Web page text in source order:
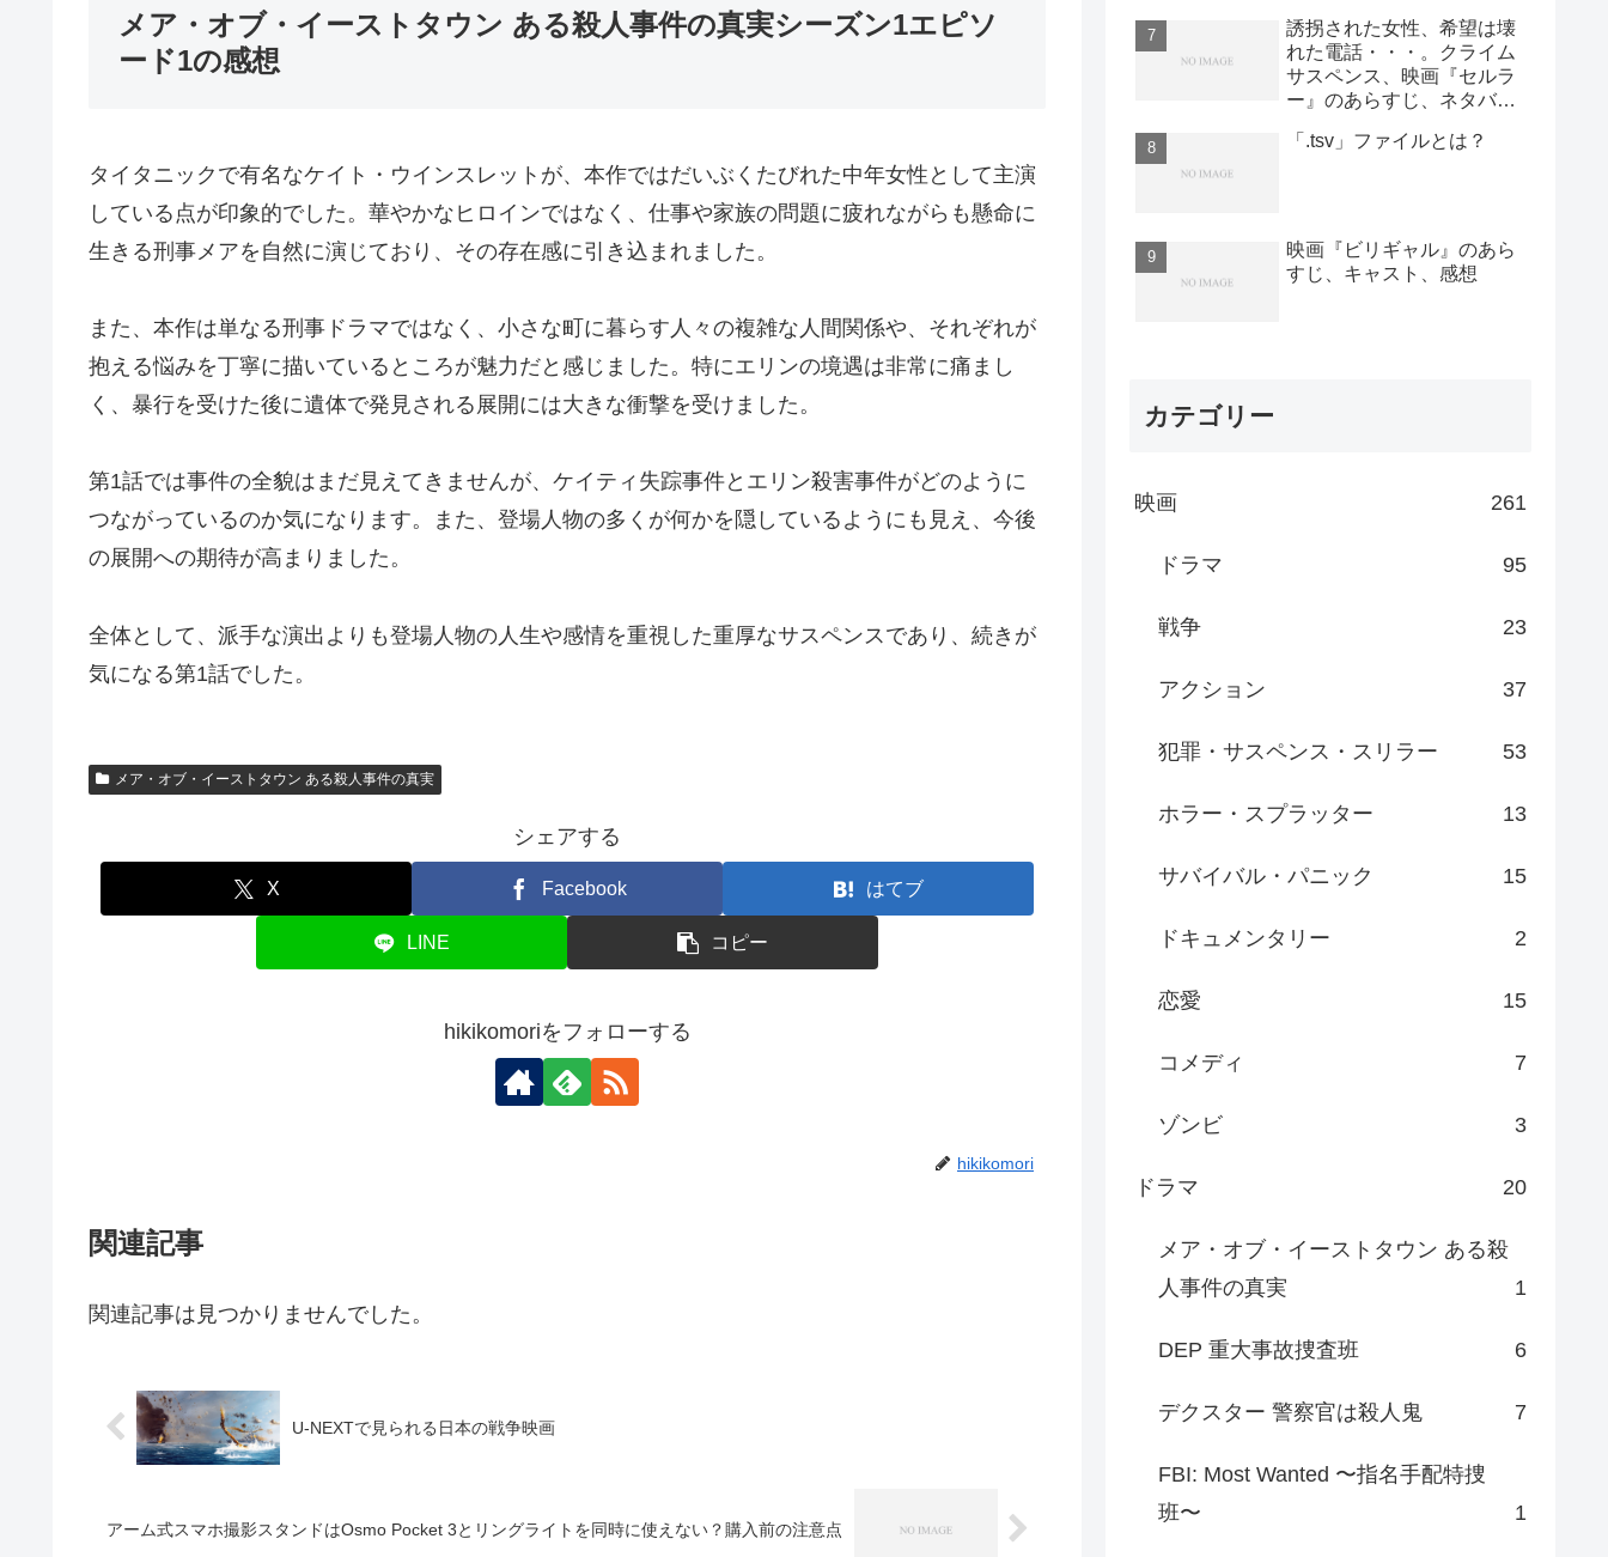
メア・オブ・イーストタウン ある殺人事件の真実シーズン1エピソ
ード1の感想
タイタニックで有名なケイト・ウインスレットが、本作ではだいぶくたびれた中年女性として主演
している点が印象的でした。華やかなヒロインではなく、仕事や家族の問題に疲れながらも懸命に
生きる刑事メアを自然に演じており、その存在感に引き込まれました。
また、本作は単なる刑事ドラマではなく、小さな町に暮らす人々の複雑な人間関係や、それぞれが
抱える悩みを丁寧に描いているところが魅力だと感じました。特にエリンの境遇は非常に痛まし
く、暴行を受けた後に遺体で発見される展開には大きな衝撃を受けました。
第1話では事件の全貌はまだ見えてきませんが、ケイティ失踪事件とエリン殺害事件がどのように
つながっているのか気になります。また、登場人物の多くが何かを隠しているようにも見え、今後
の展開への期待が高まりました。
全体として、派手な演出よりも登場人物の人生や感情を重視した重厚なサスペンスであり、続きが
気になる第1話でした。
メア・オブ・イーストタウン ある殺人事件の真実
シェアする
X Facebook はてブ
LINE コピー
hikikomoriをフォローする
hikikomori
関連記事
関連記事は見つかりませんでした。
U-NEXTで見られる日本の戦争映画
アーム式スマホ撮影スタンドはOsmo Pocket 3とリングライトを同時に使えない？購入前の注意点
誘拐された女性、希望は壊
れた電話・・・。クライム
サスペンス、映画『セルラ
ー』のあらすじ、ネタバ
「.tsv」ファイルとは？
映画『ビリギャル』のあら
すじ、キャスト、感想
カテゴリー
映画 261
ドラマ 95
戦争 23
アクション 37
犯罪・サスペンス・スリラー 53
ホラー・スプラッター 13
サバイバル・パニック 15
ドキュメンタリー 2
恋愛 15
コメディ 7
ゾンビ 3
ドラマ 20
メア・オブ・イーストタウン ある殺
人事件の真実
1
DEP 重大事故捜査班 6
デクスター 警察官は殺人鬼 7
FBI: Most Wanted 〜指名手配特捜
班〜
1